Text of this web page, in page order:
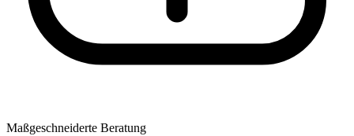
Maßgeschneiderte Beratung